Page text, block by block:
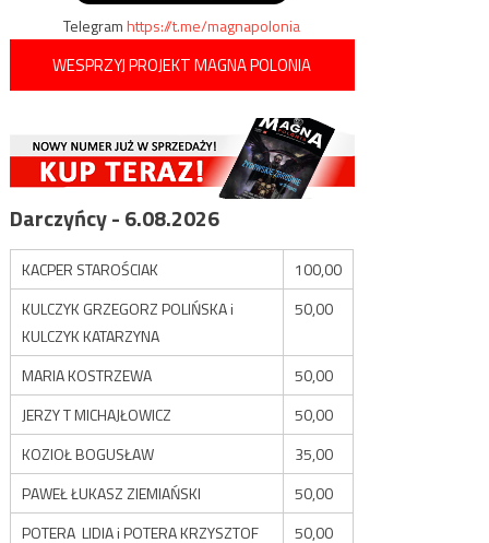
Telegramhttps://t.me/magnapolonia
WESPRZYJ PROJEKT MAGNA POLONIA
Darczyńcy - 6.08.2026
KACPER STAROŚCIAK
100,00
KULCZYK GRZEGORZ POLIŃSKA i
KULCZYK KATARZYNA
50,00
MARIA KOSTRZEWA
50,00
JERZY T MICHAJŁOWICZ
50,00
KOZIOŁ BOGUSŁAW
35,00
PAWEŁ ŁUKASZ ZIEMIAŃSKI
50,00
POTERA LIDIA i POTERA KRZYSZTOF
50,00